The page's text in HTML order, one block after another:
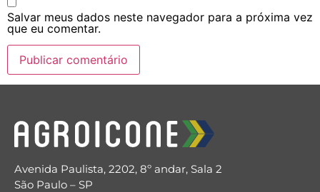
Salvar meus dados neste navegador para a próxima vez
que eu comentar.
Avenida Paulista, 2202, 8º andar, Sala 2
São Paulo – SP